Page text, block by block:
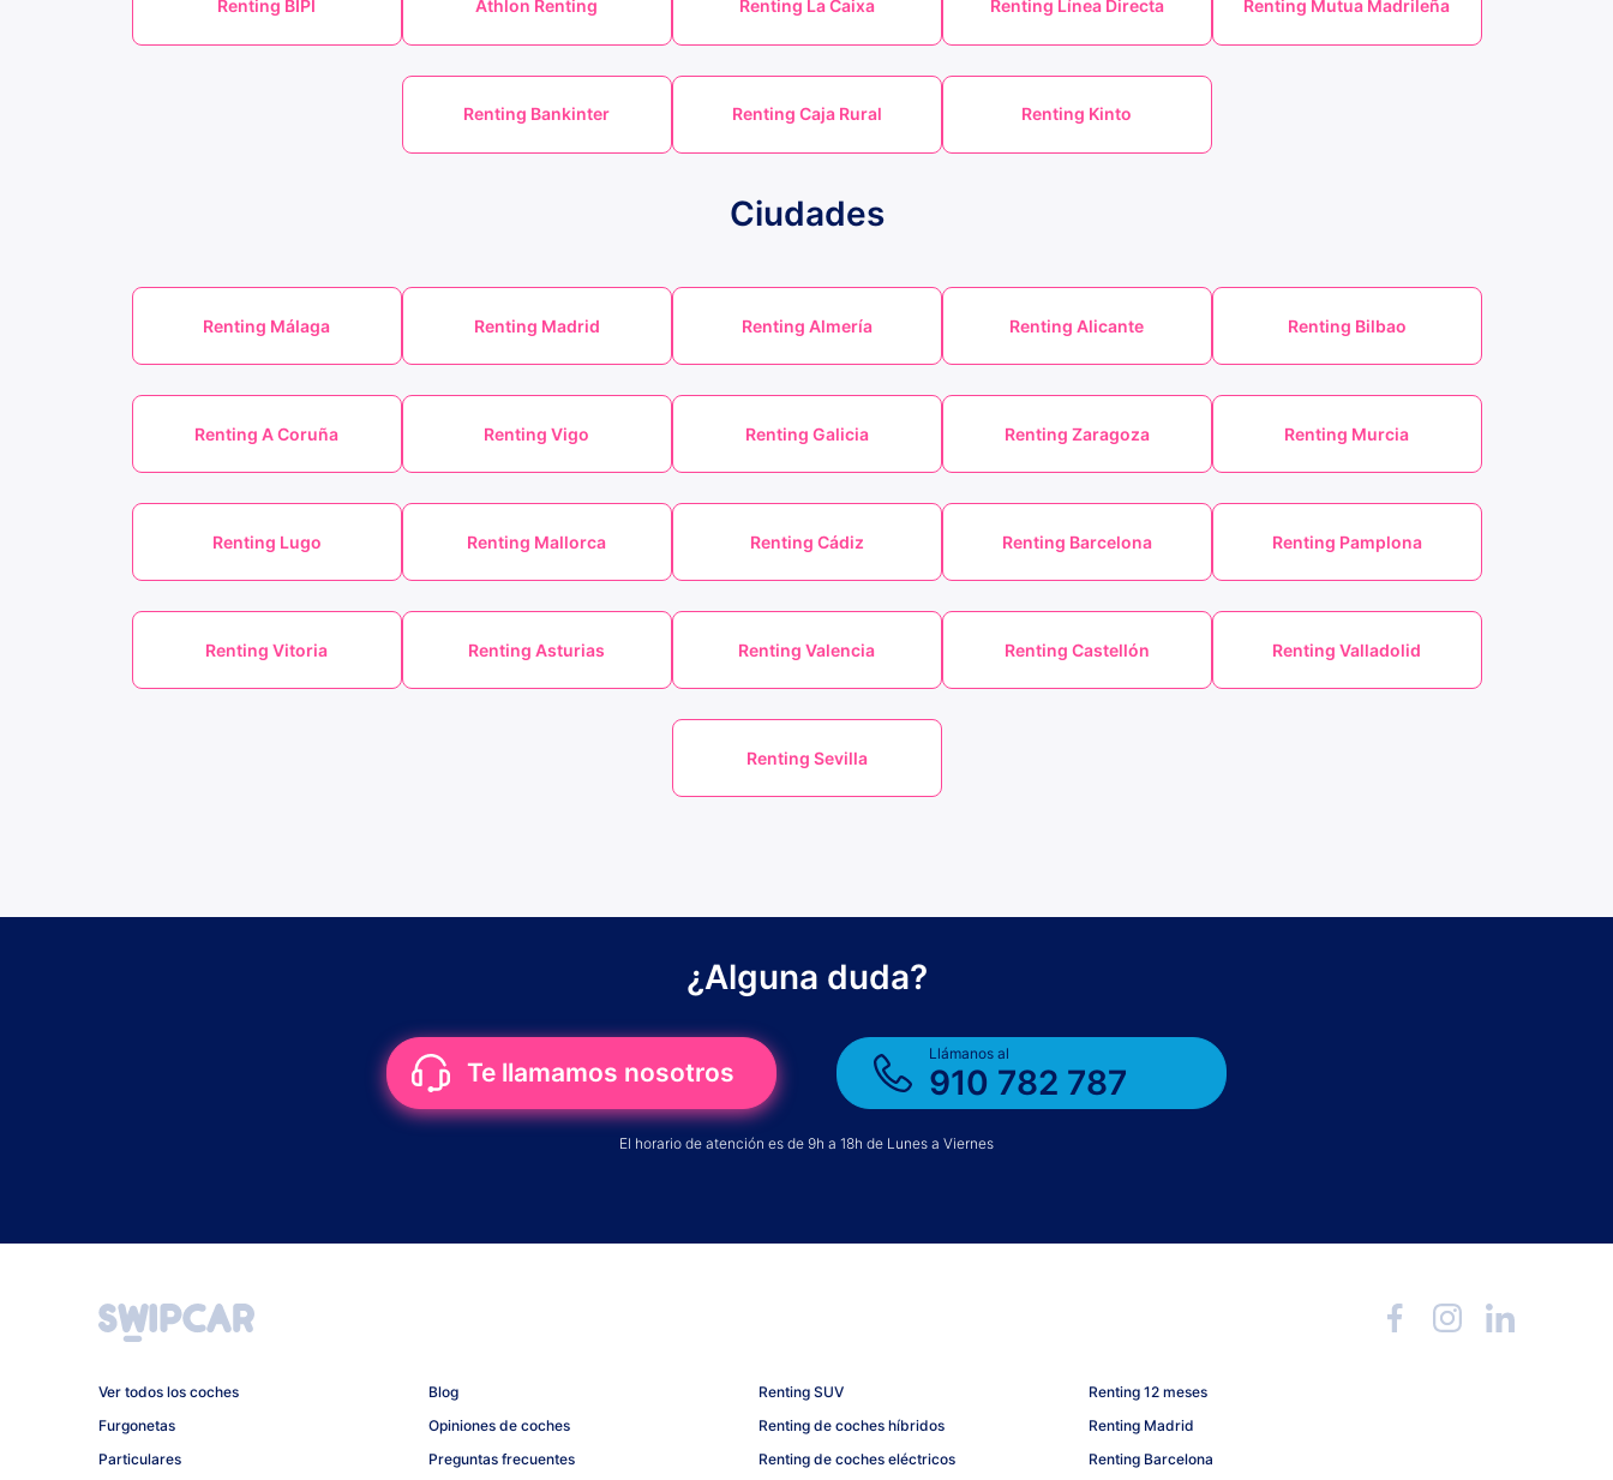
Renting BIPI Athlon Renting Renting La Caixa Renting Línea Directa Renting Mutua Madrileña
Renting Bankinter Renting Caja Rural Renting Kinto
Ciudades
Renting Málaga Renting Madrid Renting Almería Renting Alicante Renting Bilbao
Renting A Coruña Renting Vigo Renting Galicia Renting Zaragoza Renting Murcia
Renting Lugo Renting Mallorca Renting Cádiz Renting Barcelona Renting Pamplona
Renting Vitoria Renting Asturias Renting Valencia Renting Castellón Renting Valladolid
Renting Sevilla
¿Alguna duda?
Te llamamos nosotros
Llámanos al
910 782 787
El horario de atención es de 9h a 18h de Lunes a Viernes
Ver todos los coches
Furgonetas
Particulares
Blog
Opiniones de coches
Preguntas frecuentes
Renting SUV
Renting de coches híbridos
Renting de coches eléctricos
Renting 12 meses
Renting Madrid
Renting Barcelona